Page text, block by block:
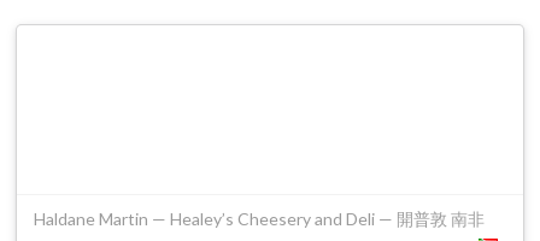
Haldane Martin — Healey’s Cheesery and Deli — 開普敦 南非